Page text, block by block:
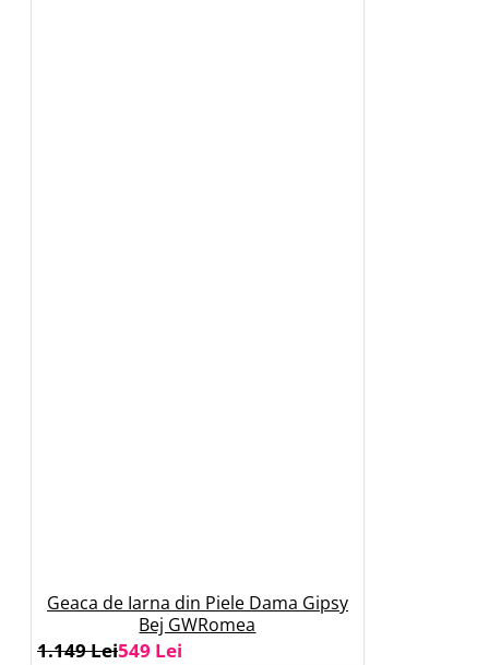
Geaca de Iarna din Piele Dama Gipsy
Bej GWRomea
549 Lei
1.149 Lei